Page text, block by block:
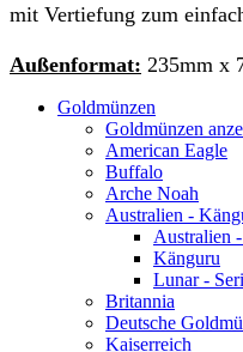
mit Vertiefung zum
Außenformat: 235mm x
Goldmünzen
Goldmünzen
American Eagle
Buffalo
Arche Noah
Australien -
Australien
Känguru
Lunar -
Britannia
Deutsche
Kaiserreich